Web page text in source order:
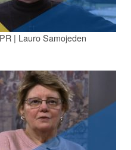
| Lauro Samojeden